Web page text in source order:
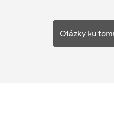
Otázky ku